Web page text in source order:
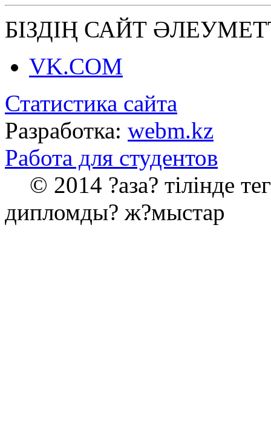
БІЗДІҢ САЙТ
VK.COM
Статистика сайта
Разработка: webm.kz
Работа для студентов
© 2014 ?аза? тілінде
дипломды? ж?мыстар